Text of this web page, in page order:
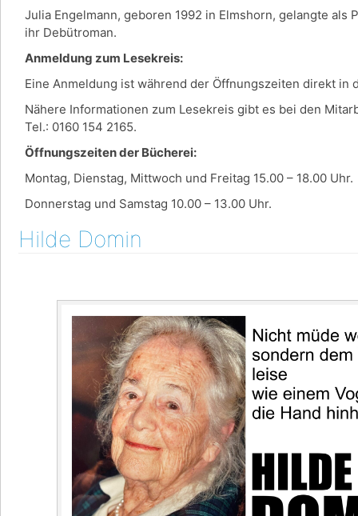
Julia Engelmann, geboren 1992 in Elmshorn, gelangte
ihr Debütroman.
Anmeldung zum Lesekreis:
Eine Anmeldung ist während der Öffnungszeiten direkt
Nähere Informationen zum Lesekreis gibt es bei den
Tel.: 0160 154 2165.
Öffnungszeiten der Bücherei:
Montag, Dienstag, Mittwoch und Freitag 15.00 – 18.00 Uhr.
Donnerstag und Samstag 10.00 – 13.00 Uhr.
Hilde Domin